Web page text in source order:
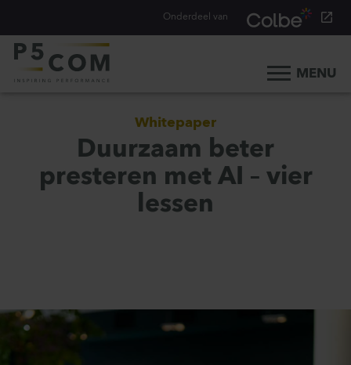
Onderdeel van
MENU
Ons werk
Alle consultancy vacatures
Traineeship Consultancy
Whitepaper
Duurzaam beter
presteren met AI – vier
lessen